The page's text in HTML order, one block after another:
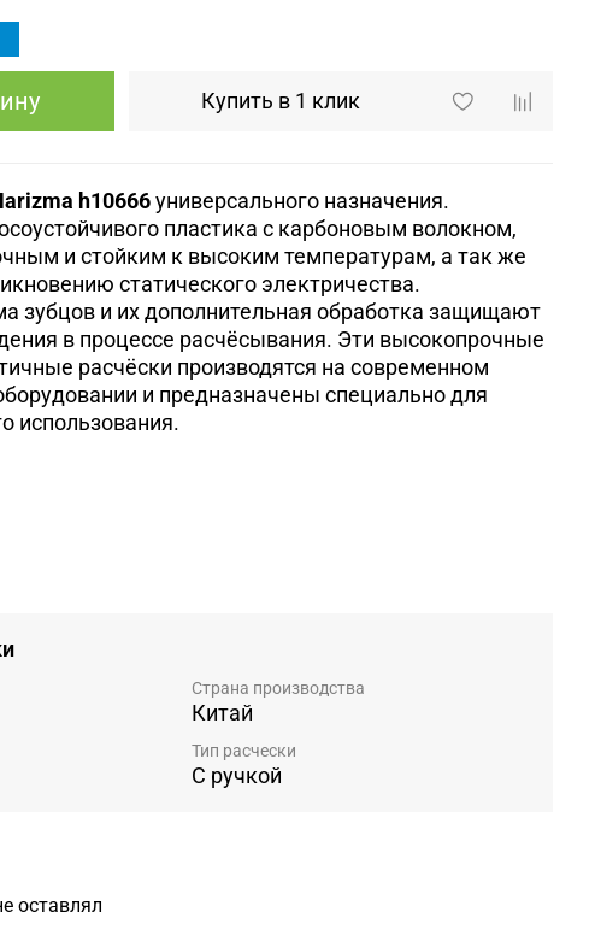
Купить в 1 клик
h10666универсального назначения.
пластика с карбоновым волокном,
и стойким к высоким температурам, а так же
статического электричества.
зубцов и их дополнительная обработка защищают
в процессе расчёсывания. Эти высокопрочные
расчёски производятся на современном
и предназначены специально для
использования.
Страна производства
Китай
Тип расчески
С ручкой
оставлял